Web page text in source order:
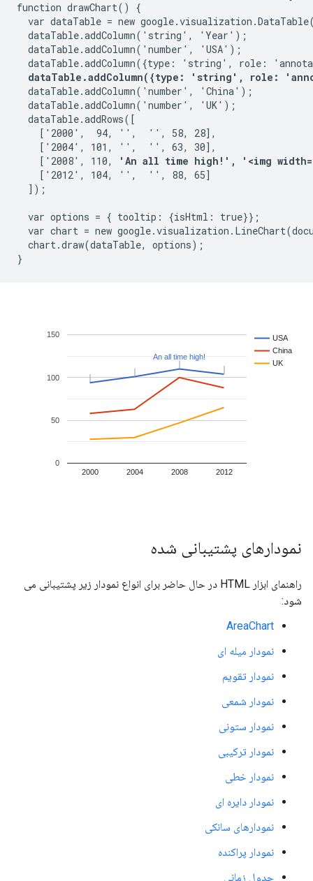
function drawChart() {
var dataTable = new
  dataTable.addColumn('string', 'Year');
  dataTable.addColumn('number', 'USA');
dataTable.addColumn({type: 'string', role:
dataTable.addColumn({type: 'string', role:
  dataTable.addColumn('number', 'China');
  dataTable.addColumn('number', 'UK');
  dataTable.addRows([
    ['2000',  94, '',  '', 58, 28],
    ['2004', 101, '',  '', 63, 30],
    ['2008', 110,
'An all time high!', '<img
    ['2012', 104, '',  '', 88, 65]
  ]);
  var options = { tooltip: {isHtml: true}};
var chart = new
  chart.draw(dataTable, options);
نمودارهای پشتیبانی شده
راهنمای ابزار HTML در حال حاضر برای انواع نمودار زیر پشتیبانی می
شود:
AreaChart
نمودار میله ای
نمودار تقویم
نمودار شمعی
نمودار ستونی
نمودار ترکیبی
نمودار خطی
نمودار دایره ای
نمودارهای سانکی
نمودار پراکنده
جدول زمانی